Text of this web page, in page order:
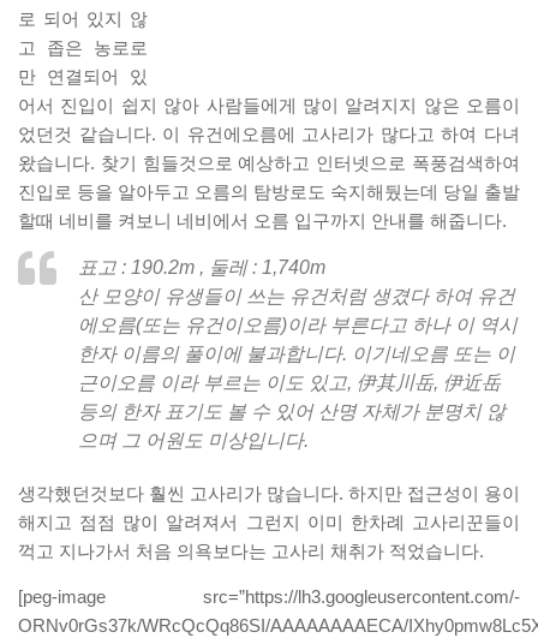
로 되어 있지 않
고 좁은 농로로
만 연결되어 있
어서 진입이 쉽지 않아 사람들에게 많이 알려지지 않은 오름이
었던것 같습니다. 이 유건에오름에 고사리가 많다고 하여 다녀
왔습니다. 찾기 힘들것으로 예상하고 인터넷으로 폭풍검색하여
진입로 등을 알아두고 오름의 탐방로도 숙지해뒀는데 당일 출발
할때 네비를 켜보니 네비에서 오름 입구까지 안내를 해줍니다.
표고 : 190.2m , 둘레 : 1,740m
산 모양이 유생들이 쓰는 유건처럼 생겼다 하여 유건
에오름(또는 유건이오름)이라 부른다고 하나 이 역시
한자 이름의 풀이에 불과합니다. 이기네오름 또는 이
근이오름 이라 부르는 이도 있고, 伊其川岳, 伊近岳
등의 한자 표기도 볼 수 있어 산명 자체가 분명치 않
으며 그 어원도 미상입니다.
생각했던것보다 훨씬 고사리가 많습니다. 하지만 접근성이 용이
해지고 점점 많이 알려져서 그런지 이미 한차례 고사리꾼들이
꺽고 지나가서 처음 의욕보다는 고사리 채취가 적었습니다.
[peg-image src=”https://lh3.googleusercontent.com/-
ORNv0rGs37k/WRcQcQq86SI/AAAAAAAAECA/